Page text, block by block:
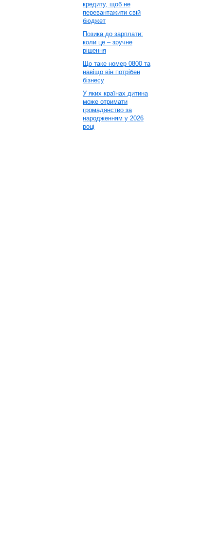
кредиту, щоб не
перевантажити свій
бюджет
Позика до зарплати:
коли це – зручне
рішення
Що таке номер 0800 та
навіщо він потрібен
бізнесу
У яких країнах дитина
може отримати
громадянство за
народженням у 2026
році